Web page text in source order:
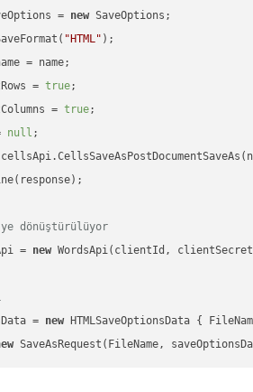
= new SaveOptions;
"HTML"
= true
= true
null
dönüştürülüyor
= new WordsApi(clientId,
= new HTMLSaveOptionsData {